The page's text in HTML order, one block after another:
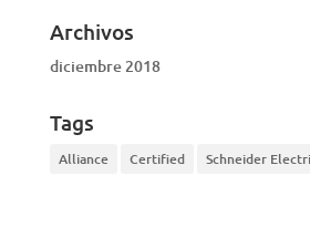
Archivos
diciembre 2018
Tags
Alliance Certified Schneider